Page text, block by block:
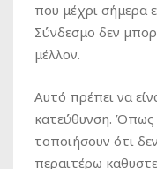
που μέχρι σήμερα
Σύνδεσμο δεν
μέλλον.
Αυτό πρέπει να
κατεύθυνση. Όπως
τοποιήσουν ότι
περαιτέρω